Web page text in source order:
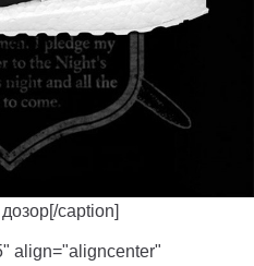
caption]
align="aligncenter"